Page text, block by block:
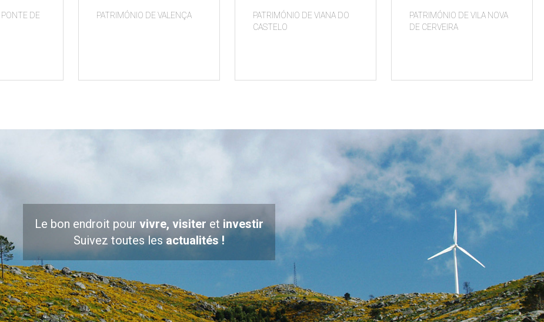
DE
PATRIMÓNIO DE VALENÇA
PATRIMÓNIO DE VIANA DO
CASTELO
PATRIMÓNIO DE VILA NOVA
DE CERVEIRA
Le bon endroit pour vivre, visiter et investir
Suivez toutes lesactualités !